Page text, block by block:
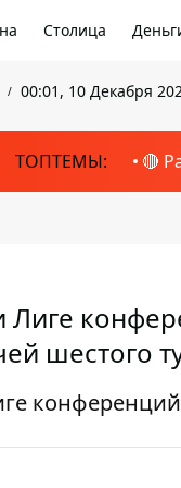
Столица
00:01, 10 Декабря
ТОПТЕМЫ: 🔴
шестого
конференций